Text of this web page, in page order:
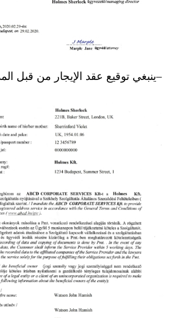
ينبغي توقيع عقد الإيجار من قبل